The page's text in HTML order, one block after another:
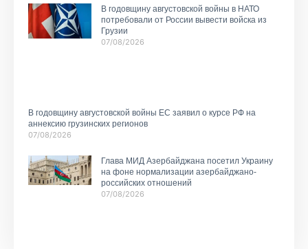
В годовщину августовской войны в НАТО
потребовали от России вывести войска из
Грузии
07/08/2026
В годовщину августовской войны ЕС заявил о курсе РФ на
аннексию грузинских регионов
07/08/2026
Глава МИД Азербайджана посетил Украину
на фоне нормализации азербайджано-
российских отношений
07/08/2026